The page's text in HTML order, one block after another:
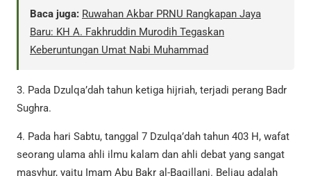
Baca juga: Ruwahan Akbar PRNU Rangkapan Jaya
Baru: KH A. Fakhruddin Murodih Tegaskan
Keberuntungan Umat Nabi Muhammad
3. Pada Dzulqa’dah tahun ketiga hijriah, terjadi perang Badr
Sughra.
4. Pada hari Sabtu, tanggal 7 Dzulqa’dah tahun 403 H, wafat
seorang ulama ahli ilmu kalam dan ahli debat yang sangat
masyhur, yaitu Imam Abu Bakr al-Baqillani. Beliau adalah